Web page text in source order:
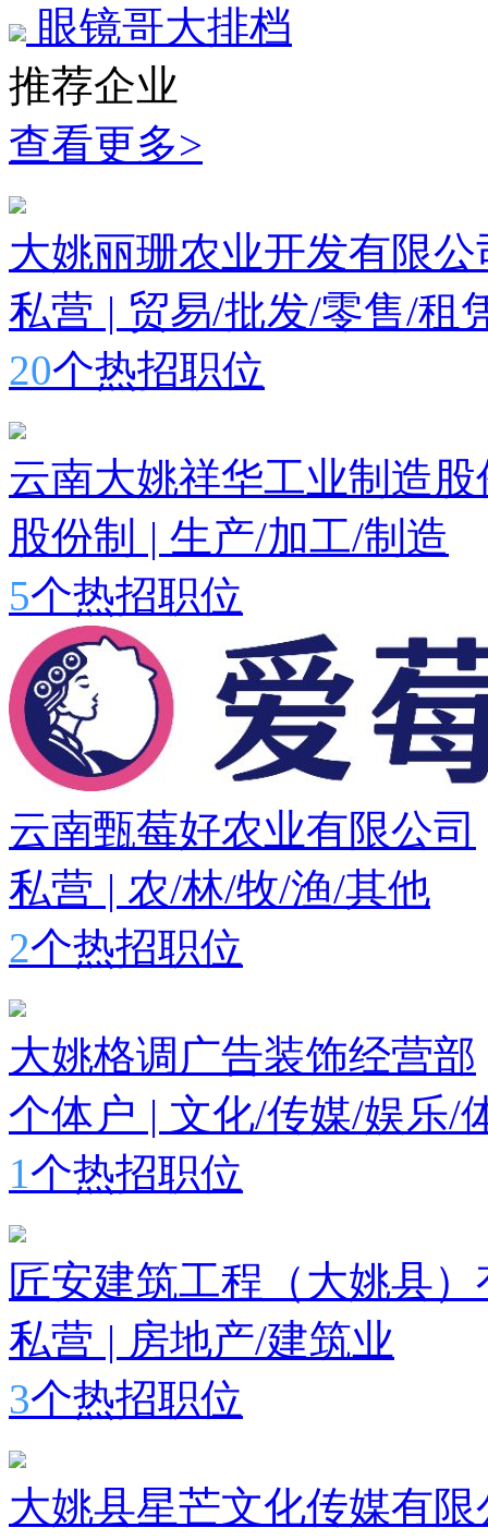
眼镜哥大排档
推荐企业
查看更多>
大姚丽珊农业开发有限公
私营 | 贸易/批发/零售/租
20个热招职位
云南大姚祥华工业制造股
股份制 | 生产/加工/制造
5个热招职位
云南甄莓好农业有限公司
私营 | 农/林/牧/渔/其他
2个热招职位
大姚格调广告装饰经营部
个体户 | 文化/传媒/娱乐/
1个热招职位
匠安建筑工程（大姚县
私营 | 房地产/建筑业
3个热招职位
大姚县星芒文化传媒有限